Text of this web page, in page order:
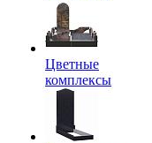
Цветные
комплексы